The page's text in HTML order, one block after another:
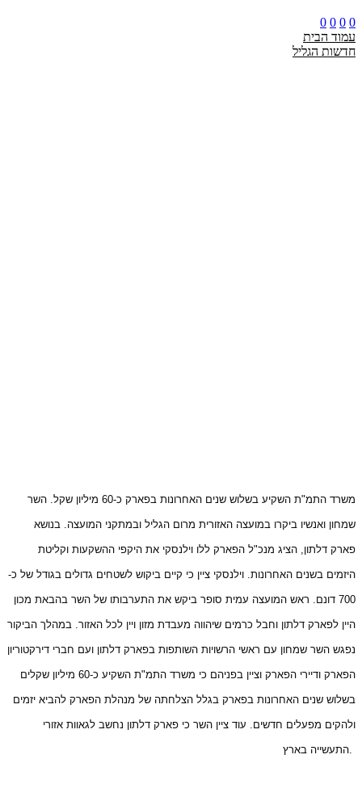
0
0
0
0
עמוד הבית
חדשות הגליל
משרד התמ"ת השקיע בשלוש שנים האחרונות בפארק כ-60 מיליון שקל. השר
שמחון ואנשיו ביקרו במועצה האזורית מרום הגליל ובמתקני המועצה. בנושא
פארק דלתון, הציג מנכ"ל הפארק ללו וילנסקי את היקפי ההשקעות וקליטת
היזמים בשנים האחרונות. וילנסקי ציין כי קיים ביקוש לשטחים גדולים בגודל של כ-
700 דונם. ראש המועצה עמית סופר ביקש את התערבותו של השר בהבאת מכון
היין לפארק דלתון וחבל כרמים שיהווה מעבדת מזון ויין לכל האזור. במהלך הביקור
נפגש השר שמחון עם ראשי הרשויות השותפות בפארק דלתון ועם חברי דירקטוריון
הפארק ודיירי הפארק וציין בפניהם כי משרד התמ"ת השקיע כ-60 מיליון שקלים
בשלוש שנים האחרונות בפארק בגלל הצלחתה של מנהלת הפארק להביא יזמים
ולהקים מפעלים חדשים. עוד ציין השר כי פארק דלתון נחשב לגאוות אזורי
התעשייה בארץ.